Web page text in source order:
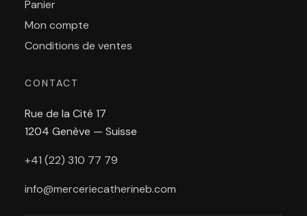
Panier
Mon compte
Conditions de ventes
CONTACT
Rue de la Cité 17
1204 Genève — Suisse
+41 (22) 310 77 79
info@merceriecatherineb.com